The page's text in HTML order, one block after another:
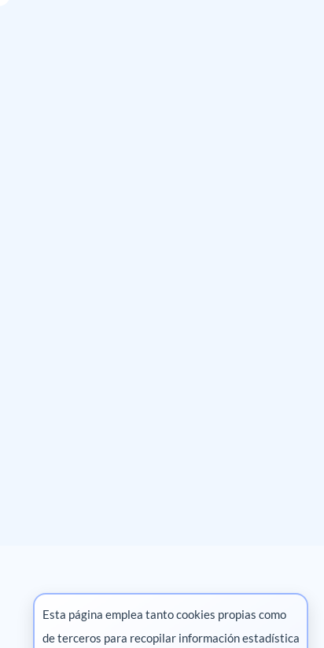
Esta página emplea tanto cookies propias como
de terceros para recopilar información estadística